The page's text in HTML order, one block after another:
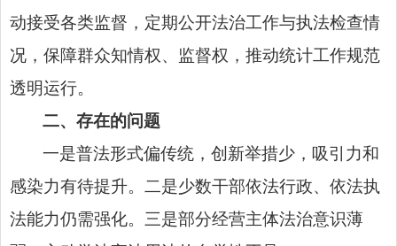
动接受各类监督，定期公开法治工作与执法检查情
况，保障群众知情权、监督权，推动统计工作规范
透明运行。
二、存在的问题
一是普法形式偏传统，创新举措少，吸引力和
感染力有待提升。二是少数干部依法行政、依法执
法能力仍需强化。三是部分经营主体法治意识薄